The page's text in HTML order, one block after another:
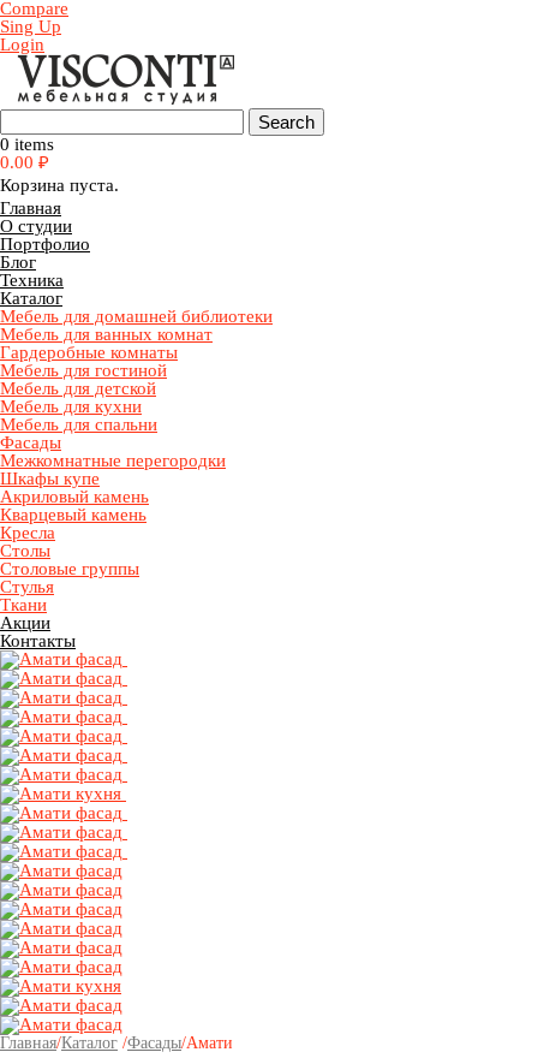
Compare
Sing Up
Login
0 items
0.00 ₽
Корзина пуста.
Главная
О студии
Портфолио
Блог
Техника
Каталог
Мебель для домашней библиотеки
Мебель для ванных комнат
Гардеробные комнаты
Мебель для гостиной
Мебель для детской
Мебель для кухни
Мебель для спальни
Фасады
Межкомнатные перегородки
Шкафы купе
Акриловый камень
Кварцевый камень
Кресла
Столы
Столовые группы
Стулья
Ткани
Акции
Контакты
Главная/Каталог /Фасады/Амати